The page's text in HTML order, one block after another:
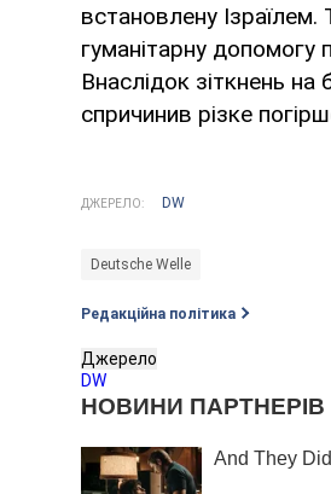
встановлену
гуманітарну допомогу
Внаслідок зіткнень на
спричинив різке
ДЖЕРЕЛО: DW
Deutsche Welle
Редакційна політика
Джерело
DW